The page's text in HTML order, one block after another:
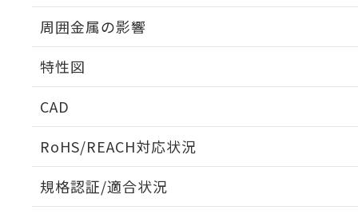
周囲金属の影響
特性図
CAD
RoHS/REACH対応状況
EU RoHS 注意事項・凡例
規格認証/適合状況